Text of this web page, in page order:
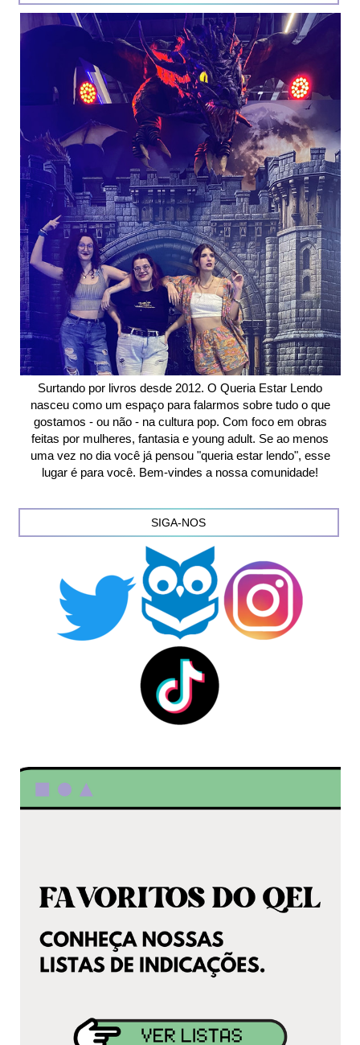
Surtando por livros desde 2012. O Queria Estar Lendo
nasceu como um espaço para falarmos sobre tudo o que
gostamos - ou não - na cultura pop. Com foco em obras
feitas por mulheres, fantasia e young adult. Se ao menos
uma vez no dia você já pensou "queria estar lendo", esse
lugar é para você. Bem-vindes a nossa comunidade!
SIGA-NOS